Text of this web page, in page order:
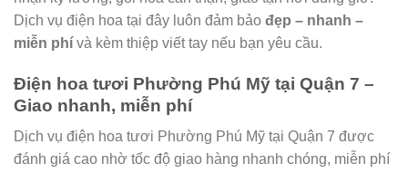
Dịch vụ điện hoa tại đây luôn đảm bảo đẹp – nhanh –
miễn phí và kèm thiệp viết tay nếu bạn yêu cầu.
Điện hoa tươi Phường Phú Mỹ tại Quận 7 –
Giao nhanh, miễn phí
Dịch vụ điện hoa tươi Phường Phú Mỹ tại Quận 7 được
đánh giá cao nhờ tốc độ giao hàng nhanh chóng, miễn phí